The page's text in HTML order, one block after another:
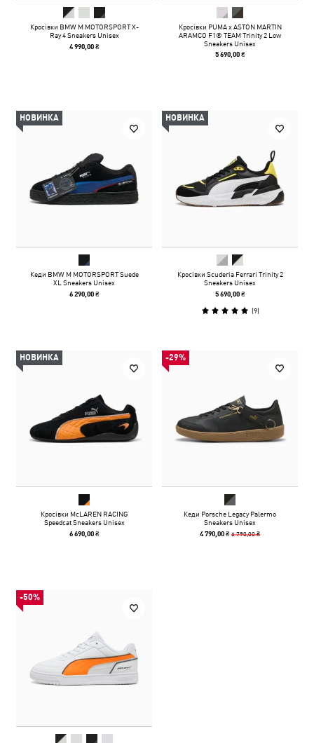
Кросівки BMW M MOTORSPORT X-
Ray 4 Sneakers Unisex
4 990,00 ₴
Кросівки PUMA x ASTON MARTIN
ARAMCO F1® TEAM Trinity 2 Low
Sneakers Unisex
5 690,00 ₴
НОВИНКА
Кеди BMW M MOTORSPORT Suede
XL Sneakers Unisex
6 290,00 ₴
НОВИНКА
Кросівки Scuderia Ferrari Trinity 2
Sneakers Unisex
5 690,00 ₴
(9)
НОВИНКА
Кросівки McLAREN RACING
Speedcat Sneakers Unisex
6 690,00 ₴
-29%
Кеди Porsche Legacy Palermo
Sneakers Unisex
4 790,00 ₴6 790,00 ₴
-50%